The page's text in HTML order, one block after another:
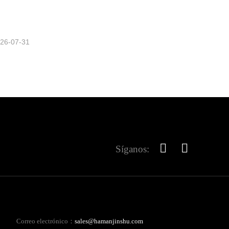
07-31
Síganos:
Correo electrónico： sales@hamanjinshu.com